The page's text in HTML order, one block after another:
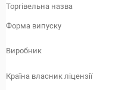
Торгівельна назва
Форма випуску
Виробник
Країна власник ліцензії